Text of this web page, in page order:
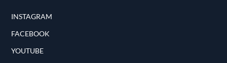
INSTAGRAM
FACEBOOK
YOUTUBE